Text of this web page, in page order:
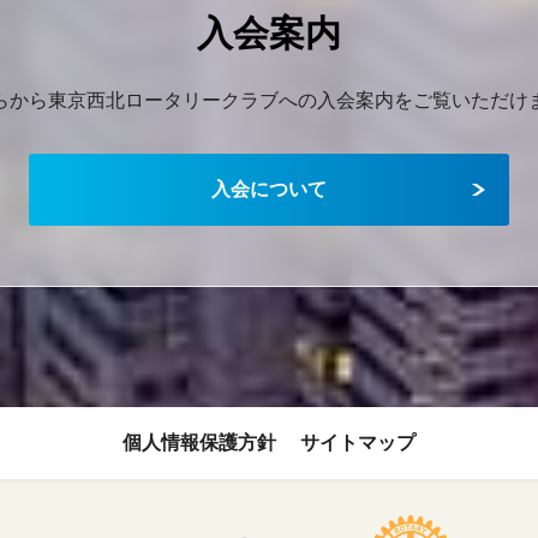
個人情報保護方針 サイトマップ
入会案内
から東京西北ロータリークラブへの入会案内をご覧いただけ
入会について